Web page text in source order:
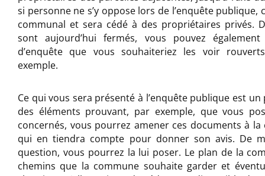
si personne ne s’y oppose lors de l’enquête publique,
communal et sera cédé à des propriétaires privés.
sont aujourd’hui fermés, vous pouvez
d’enquête que vous souhaiteriez les voir
exemple.
Ce qui vous sera présenté à l’enquête publique est
des éléments prouvant, par exemple, que vous
concernés, vous pourrez amener ces documents à
qui en tiendra compte pour donner son avis. De
question, vous pourrez la lui poser. Le plan de la
chemins que la commune souhaite garder et